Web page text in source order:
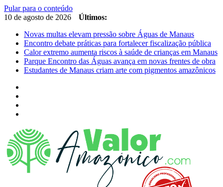
Pular para o conteúdo
10 de agosto de 2026
Últimos:
Novas multas elevam pressão sobre Águas de Manaus
Encontro debate práticas para fortalecer fiscalização pública
Calor extremo aumenta riscos à saúde de crianças em Manaus
Parque Encontro das Águas avança em novas frentes de obra
Estudantes de Manaus criam arte com pigmentos amazônicos